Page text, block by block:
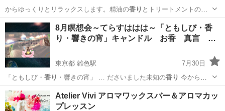
からゆっくりとリラックスします。精油の香り とトリートメントの相
乗効果により、スト…
群馬 高崎市 マッサージ
8月瞑想会～てらすははは～「ともしび・香
り・響きの宵」キャンドル お香 真言 …
東京都 雑色駅
7月30日
「ともしび・ 香り ・響きの宵」 … ださいました未知の香り 今からと
ても楽… さんが生み出される香りに宿るいのち、真心… しび 唯一無
二の香り 真言、シンギン… ともしび・香り ・響きの宵 いの… ...
東京 シンギングボウル
Atelier Vivi アロマワックスバー＆アロマカッ
プレッスン